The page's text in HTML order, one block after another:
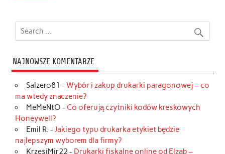
NAJNOWSZE KOMENTARZE
Salzero81 - Wybór i zakup drukarki paragonowej – co
ma wtedy znaczenie?
MeMeNtO - Co oferują czytniki kodów kreskowych
Honeywell?
Emil R. - Jakiego typu drukarka etykiet będzie
najlepszym wyborem dla firmy?
KrzesiMir22 - Drukarki fiskalne online od Elzab –